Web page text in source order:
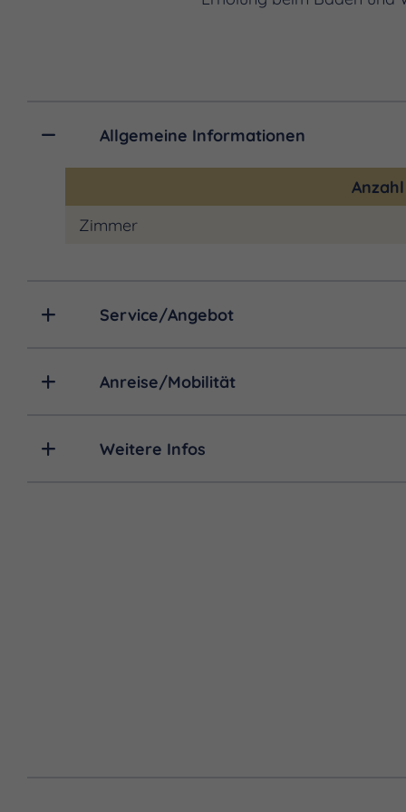
Allgemeine Informationen
Zimmer
Service/Angebot
Anreise/Mobilität
Weitere Infos